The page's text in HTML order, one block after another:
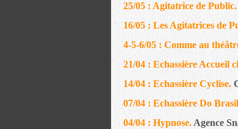
25/05 : Agitatrice de Public.
16/05 : Les Agitatrices de
4-5-6/05 : Comme au
21/04 : Echassière Accueil
14/04 : Echassière Cyclise.
07/04 : Echassière Do
04/04 : Hypnose. Agence